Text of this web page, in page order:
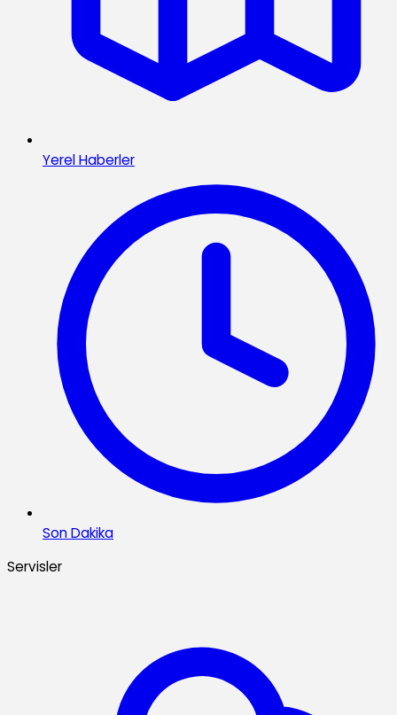
Yerel Haberler
Son Dakika
Servisler